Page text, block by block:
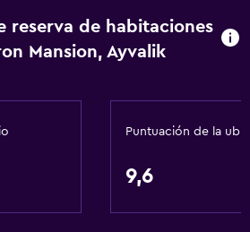
reserva de habitaciones
Mansion, Ayvalik
Puntuación de la
9,6